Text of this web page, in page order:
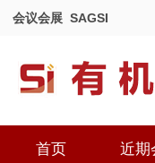
会议会展 SAGSI
首页 近期